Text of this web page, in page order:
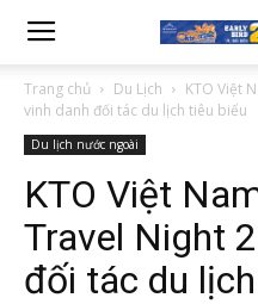
Trang chủ Du Lịch
KTO Việt
vinh danh đối tác du lịch tiêu biểu
Du lịch nước ngoài
KTO Việt
Travel Night
đối tác du